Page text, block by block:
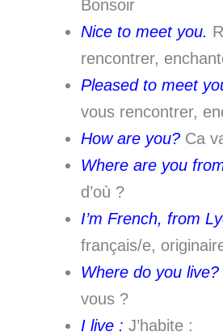
Bonsoir
Nice to meet you.
rencontrer,
Pleased to meet
vous rencontrer,
How are you? Ca
Where are you
d’où ?
I’m French, from
français/e,
Where do you live?
vous ?
I live : J’habite :